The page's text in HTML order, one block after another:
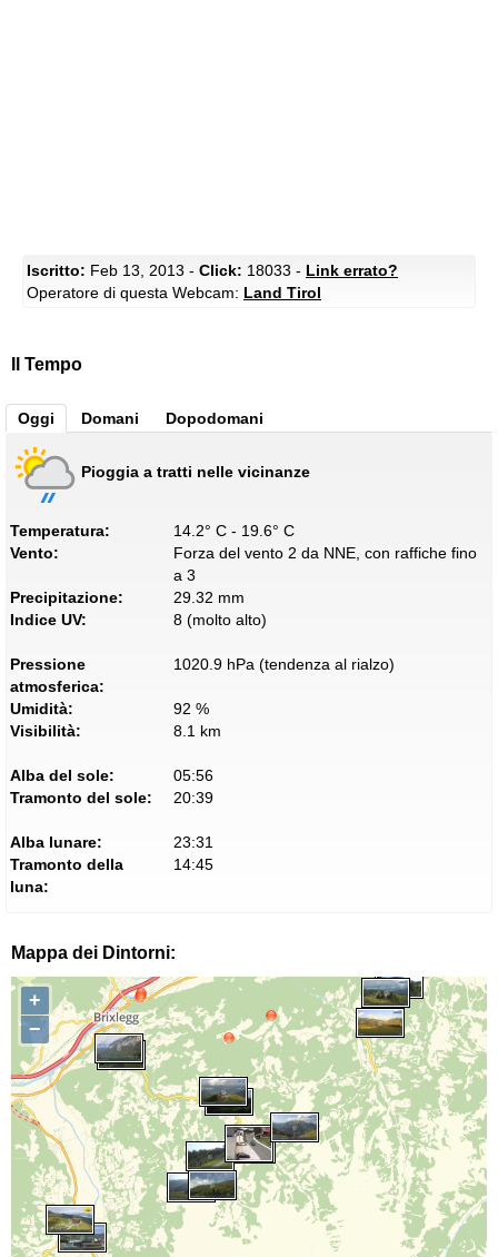
Iscritto: Feb 13, 2013 - Click: 18033 - Link errato?
Operatore di questa Webcam: Land Tirol
Il Tempo
Oggi Domani Dopodomani
Pioggia a tratti nelle vicinanze
Temperatura:
14.2° C - 19.6° C
Vento:
Forza del vento 2 da NNE, con raffiche fino
a 3
Precipitazione:
29.32 mm
Indice UV:
8 (molto alto)
Pressione
atmosferica:
1020.9 hPa (tendenza al rialzo)
Umidità:
92 %
Visibilità:
8.1 km
Alba del sole:
05:56
Tramonto del sole:
20:39
Alba lunare:
23:31
Tramonto della
luna:
14:45
Mappa dei Dintorni:
+
−